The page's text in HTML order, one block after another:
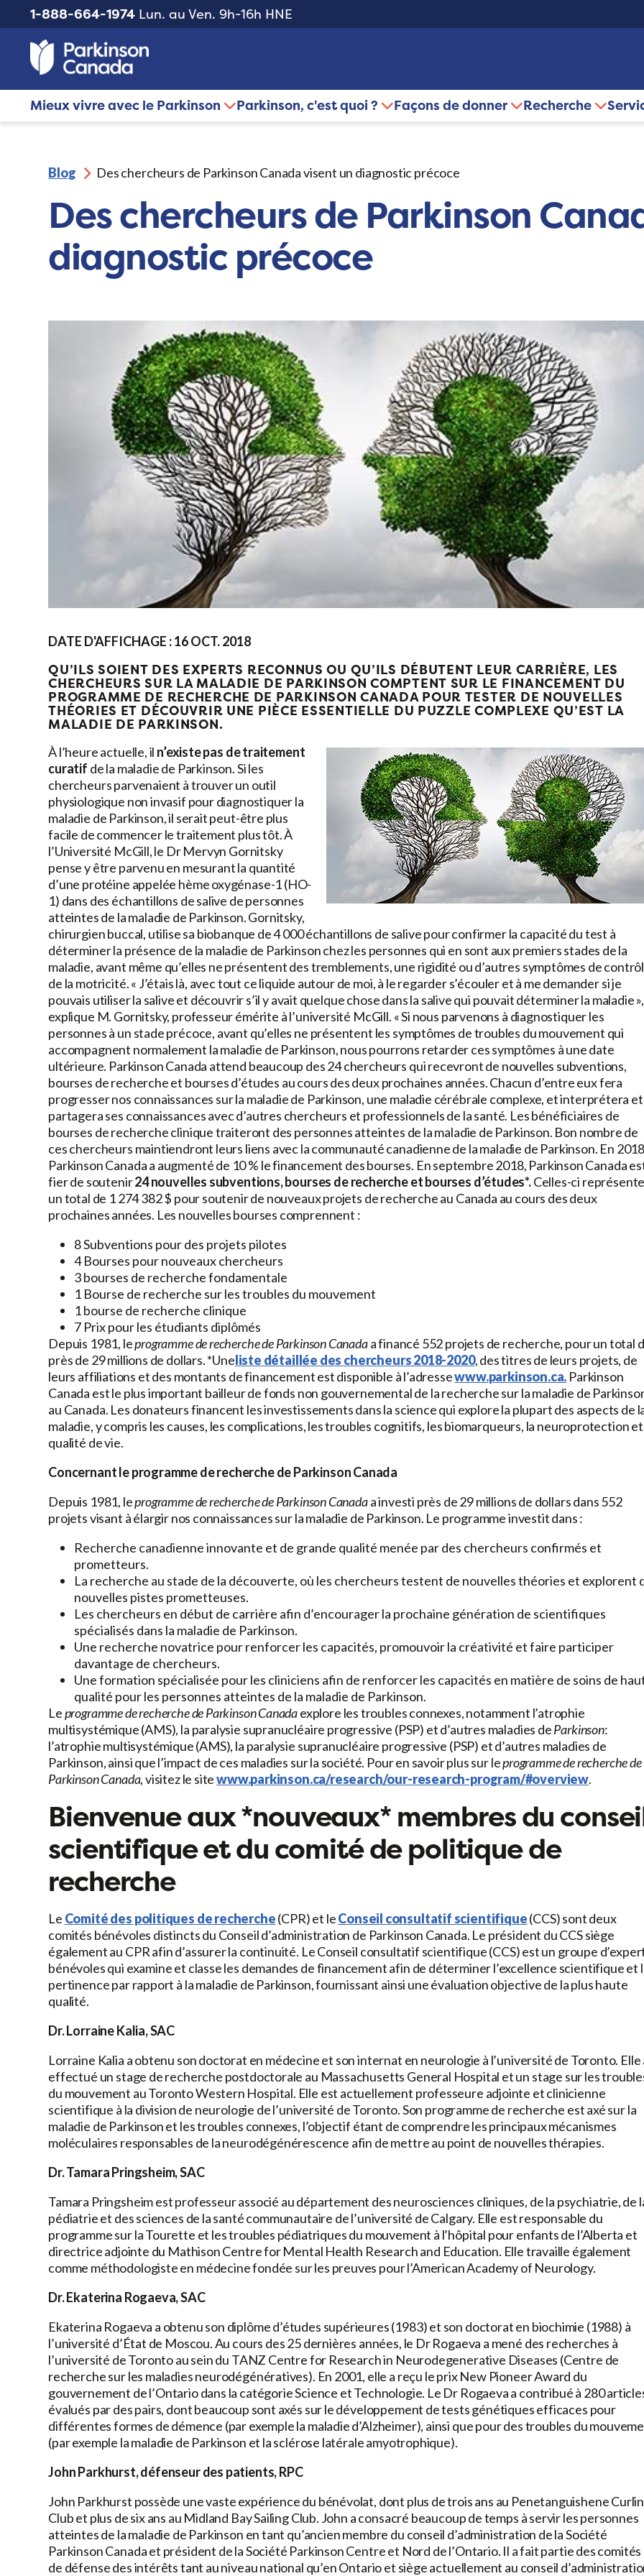
1-888-664-1974 Lun. au Ven. 9h-16h HNE
Mieux vivre avec le Parkinson Parkinson, c'est quoi ? Façons de donner Recherche
Blog Des chercheurs de Parkinson Canada visent un diagnostic précoce
Des chercheurs de Parkinson
diagnostic précoce
DATE D'AFFICHAGE : 16 OCT. 2018
QU’ILS SOIENT DES EXPERTS RECONNUS OU QU’ILS DÉBUTENT LEUR CARRIÈRE, LES
CHERCHEURS SUR LA MALADIE DE PARKINSON COMPTENT SUR LE FINANCEMENT DU
PROGRAMME DE RECHERCHE DE PARKINSON CANADA POUR TESTER DE NOUVELLES
THÉORIES ET DÉCOUVRIR UNE PIÈCE ESSENTIELLE DU PUZZLE COMPLEXE QU’EST LA
MALADIE DE PARKINSON.
À l’heure actuelle, il n’existe pas de traitement
curatif de la maladie de Parkinson. Si les
chercheurs parvenaient à trouver un outil
physiologique non invasif pour diagnostiquer la
maladie de Parkinson, il serait peut-être plus
facile de commencer le traitement plus tôt. À
l’Université McGill, le Dr Mervyn Gornitsky
pense y être parvenu en mesurant la quantité
d’une protéine appelée hème oxygénase-1 (HO-
1) dans des échantillons de salive de personnes
atteintes de la maladie de Parkinson. Gornitsky,
chirurgien buccal, utilise sa biobanque de 4 000 échantillons de salive pour confirmer la capacité du test à
déterminer la présence de la maladie de Parkinson chez les personnes qui en sont aux premiers stades de la
maladie, avant même qu’elles ne présentent des tremblements, une rigidité ou d’autres symptômes de
de la motricité. « J’étais là, avec tout ce liquide autour de moi, à le regarder s’écouler et à me demander si je
pouvais utiliser la salive et découvrir s’il y avait quelque chose dans la salive qui pouvait déterminer la maladie »,
explique M. Gornitsky, professeur émérite à l’université McGill. « Si nous parvenons à diagnostiquer les
personnes à un stade précoce, avant qu’elles ne présentent les symptômes de troubles du mouvement qui
accompagnent normalement la maladie de Parkinson, nous pourrons retarder ces symptômes à une date
ultérieure. Parkinson Canada attend beaucoup des 24 chercheurs qui recevront de nouvelles subventions,
bourses de recherche et bourses d’études au cours des deux prochaines années. Chacun d’entre eux fera
progresser nos connaissances sur la maladie de Parkinson, une maladie cérébrale complexe, et interprétera et
partagera ses connaissances avec d’autres chercheurs et professionnels de la santé. Les bénéficiaires de
bourses de recherche clinique traiteront des personnes atteintes de la maladie de Parkinson. Bon nombre de
ces chercheurs maintiendront leurs liens avec la communauté canadienne de la maladie de Parkinson. En
Parkinson Canada a augmenté de 10 % le financement des bourses. En septembre 2018, Parkinson Canada
fier de soutenir24nouvelles subventions, bourses de recherche et bourses d’études*.Celles-ci
un total de 1 274 382 $ pour soutenir de nouveaux projets de recherche au Canada au cours des deux
prochaines années. Les nouvelles bourses comprennent :
8 Subventions pour des projets pilotes
4 Bourses pour nouveaux chercheurs
3 bourses de recherche fondamentale
1 Bourse de recherche sur les troubles du mouvement
1 bourse de recherche clinique
7 Prix pour les étudiants diplômés
Depuis 1981, leprogramme de recherche de Parkinson Canadaa financé 552 projets de recherche, pour un total
près de 29 millions de dollars. *Uneliste détaillée des chercheurs 2018-2020, des titres de leurs projets, de
leurs affiliations et des montants de financement est disponible à l’adressewww.parkinson.ca. Parkinson
Canada est le plus important bailleur de fonds non gouvernemental de la recherche sur la maladie de
au Canada. Les donateurs financent les investissements dans la science qui explore la plupart des aspects de
maladie, y compris les causes, les complications, les troubles cognitifs, les biomarqueurs, la neuroprotection
qualité de vie.
Concernant le programme de recherche de Parkinson Canada
Depuis 1981, leprogramme de recherche de Parkinson Canadaa investi près de 29 millions de dollars dans 552
projets visant à élargir nos connaissances sur la maladie de Parkinson. Le programme investit dans :
Recherche canadienne innovante et de grande qualité menée par des chercheurs confirmés et
prometteurs.
La recherche au stade de la découverte, où les chercheurs testent de nouvelles théories et explorent
nouvelles pistes prometteuses.
Les chercheurs en début de carrière afin d’encourager la prochaine génération de scientifiques
spécialisés dans la maladie de Parkinson.
Une recherche novatrice pour renforcer les capacités, promouvoir la créativité et faire participer
davantage de chercheurs.
Une formation spécialisée pour les cliniciens afin de renforcer les capacités en matière de soins de
qualité pour les personnes atteintes de la maladie de Parkinson.
Leprogramme de recherche de Parkinson Canadaexplore les troubles connexes, notamment l’atrophie
multisystémique (AMS), la paralysie supranucléaire progressive (PSP) et d’autres maladies deParkinson:
l’atrophie multisystémique (AMS), la paralysie supranucléaire progressive (PSP) et d’autres maladies de
Parkinson, ainsi que l’impact de ces maladies sur la société. Pour en savoir plus sur leprogramme de recherche de
Parkinson Canada, visitez le sitewww.parkinson.ca/research/our-research-program/#overview.
Bienvenue aux *nouveaux* membres du
scientifiqueet du comité de politique de
recherche
Le Comité des politiques de recherche(CPR) et leConseil consultatif scientifique(CCS) sont deux
comités bénévoles distincts du Conseil d’administration de Parkinson Canada. Le président du CCS siège
également au CPR afin d’assurer la continuité. Le Conseil consultatif scientifique (CCS) est un groupe
bénévoles qui examine et classe les demandes de financement afin de déterminer l’excellence scientifique et
pertinence par rapport à la maladie de Parkinson, fournissant ainsi une évaluation objective de la plus haute
qualité.
Dr. Lorraine Kalia, SAC
Lorraine Kalia a obtenu son doctorat en médecine et son internat en neurologie à l’université de Toronto. Elle
effectué un stage de recherche postdoctorale au Massachusetts General Hospital et un stage sur les
du mouvement au Toronto Western Hospital. Elle est actuellement professeure adjointe et clinicienne
scientifique à la division de neurologie de l’université de Toronto. Son programme de recherche est axé sur la
maladie de Parkinson et les troubles connexes, l’objectif étant de comprendre les principaux mécanismes
moléculaires responsables de la neurodégénérescence afin de mettre au point de nouvelles thérapies.
Dr. Tamara Pringsheim, SAC
Tamara Pringsheim est professeur associé au département des neurosciences cliniques, de la psychiatrie, de
pédiatrie et des sciences de la santé communautaire de l’université de Calgary. Elle est responsable du
programme sur la Tourette et les troubles pédiatriques du mouvement à l’hôpital pour enfants de l’Alberta et
directrice adjointe du Mathison Centre for Mental Health Research and Education. Elle travaille également
comme méthodologiste en médecine fondée sur les preuves pour l’American Academy of Neurology.
Dr. Ekaterina Rogaeva, SAC
Ekaterina Rogaeva a obtenu son diplôme d’études supérieures (1983) et son doctorat en biochimie (1988) à
l’université d’État de Moscou. Au cours des 25 dernières années, le Dr Rogaeva a mené des recherches à
l’université de Toronto au sein du TANZ Centre for Research in Neurodegenerative Diseases (Centre de
recherche sur les maladies neurodégénératives). En 2001, elle a reçu le prix New Pioneer Award du
gouvernement de l’Ontario dans la catégorie Science et Technologie. Le Dr Rogaeva a contribué à 280
évalués par des pairs, dont beaucoup sont axés sur le développement de tests génétiques efficaces pour
différentes formes de démence (par exemple la maladie d’Alzheimer), ainsi que pour des troubles du
(par exemple la maladie de Parkinson et la sclérose latérale amyotrophique).
John Parkhurst, défenseur des patients, RPC
John Parkhurst possède une vaste expérience du bénévolat, dont plus de trois ans au Penetanguishene
Club et plus de six ans au Midland Bay Sailing Club. John a consacré beaucoup de temps à servir les personnes
atteintes de la maladie de Parkinson en tant qu’ancien membre du conseil d’administration de la Société
Parkinson Canada et président de la Société Parkinson Centre et Nord de l’Ontario. Il a fait partie des comités
de défense des intérêts tant au niveau national qu’en Ontario et siège actuellement au conseil